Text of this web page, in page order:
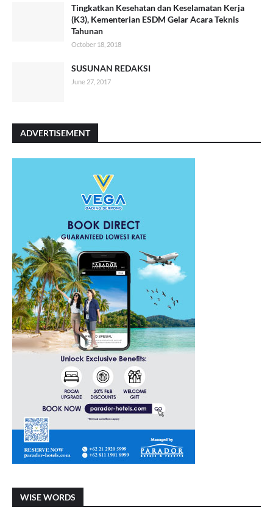
Tingkatkan Kesehatan dan Keselamatan Kerja
(K3), Kementerian ESDM Gelar Acara Teknis
Tahunan
October 18, 2018
SUSUNAN REDAKSI
June 27, 2017
ADVERTISEMENT
WISE WORDS